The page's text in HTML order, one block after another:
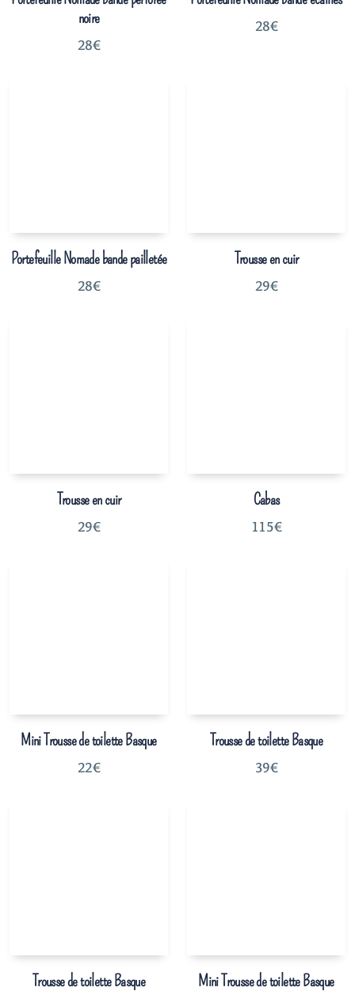
noire
28€
28€
Portefeuille Nomade bande pailletée
28€
Trousse en cuir
29€
Trousse en cuir
29€
Cabas
115€
Mini Trousse de toilette Basque
22€
Trousse de toilette Basque
39€
Trousse de toilette Basque Mini Trousse de toilette Basque